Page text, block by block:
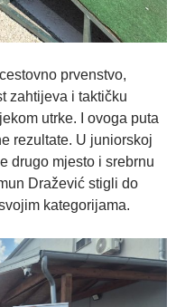
prvenstvo,
zahtijeva i taktičku
utrke. I ovoga puta
rezultate. U juniorskoj
drugo mjesto i srebrnu
Dražević stigli do
kategorijama.